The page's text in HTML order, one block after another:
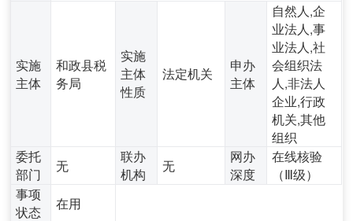
实施
主体
和政县税
务局
实施
主体
性质
法定机关
申办
主体
自然人,企
业法人,事
业法人,社
会组织法
人,非法人
企业,行政
机关,其他
组织
委托
部门
无
联办
机构
无
网办
深度
在线核验
（Ⅲ级）
事项
状态
在用